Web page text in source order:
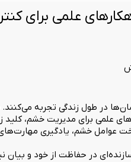
علمی برای
در طول زندگی تجربه می‌کنند.
علمی برای مدیریت خشم، کلید
عوامل خشم، یادگیری
در حفاظت از خود و بیان
و نقص توجه
روانشناسی
تحصیلی و شغلی